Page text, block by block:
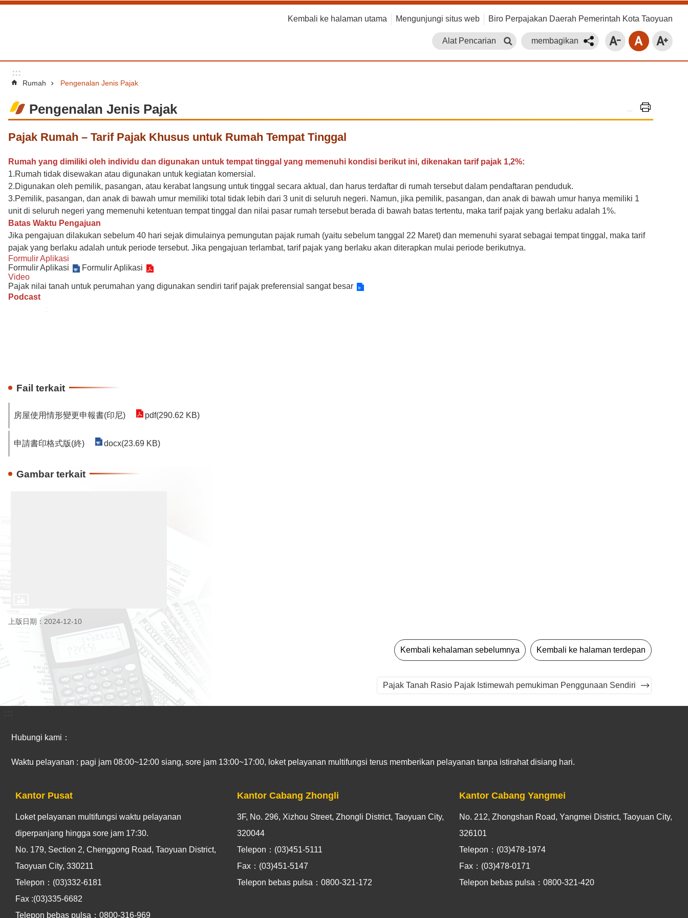
Kembali ke halaman utama Mengunjungi situs web Biro Perpajakan Daerah Pemerintah Kota Taoyuan
Alat Pencarian membagikan
:::
Rumah Pengenalan Jenis Pajak
Pengenalan Jenis Pajak
Pajak Rumah – Tarif Pajak Khusus untuk Rumah Tempat Tinggal
Rumah yang dimiliki oleh individu dan digunakan untuk tempat tinggal yang memenuhi kondisi berikut ini, dikenakan tarif pajak 1,2%:
1.Rumah tidak disewakan atau digunakan untuk kegiatan komersial.
2.Digunakan oleh pemilik, pasangan, atau kerabat langsung untuk tinggal secara aktual, dan harus terdaftar di rumah tersebut dalam pendaftaran penduduk.
3.Pemilik, pasangan, dan anak di bawah umur memiliki total tidak lebih dari 3 unit di seluruh negeri. Namun, jika pemilik, pasangan, dan anak di bawah umur hanya memiliki 1
unit di seluruh negeri yang memenuhi ketentuan tempat tinggal dan nilai pasar rumah tersebut berada di bawah batas tertentu, maka tarif pajak yang berlaku adalah 1%.
Batas Waktu Pengajuan
Jika pengajuan dilakukan sebelum 40 hari sejak dimulainya pemungutan pajak rumah (yaitu sebelum tanggal 22 Maret) dan memenuhi syarat sebagai tempat tinggal, maka tarif
pajak yang berlaku adalah untuk periode tersebut. Jika pengajuan terlambat, tarif pajak yang berlaku akan diterapkan mulai periode berikutnya.
Formulir Aplikasi
Formulir Aplikasi
Formulir Aplikasi
Video
Pajak nilai tanah untuk perumahan yang digunakan sendiri tarif pajak preferensial sangat besar
Podcast
Fail terkait
房屋使用情形變更申報書(印尼) pdf(290.62 KB)
申請書印格式版(終) docx(23.69 KB)
Gambar terkait
上版日期：2024-12-10
Kembali kehalaman sebelumnya Kembali ke halaman terdepan
Pajak Tanah Rasio Pajak Istimewah pemukiman Penggunaan Sendiri
Hubungi kami：
Waktu pelayanan : pagi jam 08:00~12:00 siang, sore jam 13:00~17:00, loket pelayanan multifungsi terus memberikan pelayanan tanpa istirahat disiang hari.
Kantor Pusat
Loket pelayanan multifungsi waktu pelayanan
diperpanjang hingga sore jam 17:30.
No. 179, Section 2, Chenggong Road, Taoyuan District,
Taoyuan City, 330211
Telepon：(03)332-6181
Fax :(03)335-6682
Telepon bebas pulsa：0800-316-969
Kantor Cabang Zhongli
3F, No. 296, Xizhou Street, Zhongli District, Taoyuan City,
320044
Telepon：(03)451-5111
Fax：(03)451-5147
Telepon bebas pulsa：0800-321-172
Kantor Cabang Yangmei
No. 212, Zhongshan Road, Yangmei District, Taoyuan City,
326101
Telepon：(03)478-1974
Fax：(03)478-0171
Telepon bebas pulsa：0800-321-420